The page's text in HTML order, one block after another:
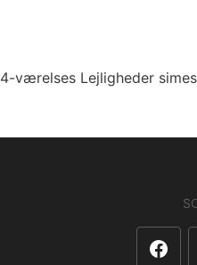
4-værelses Lejligheder